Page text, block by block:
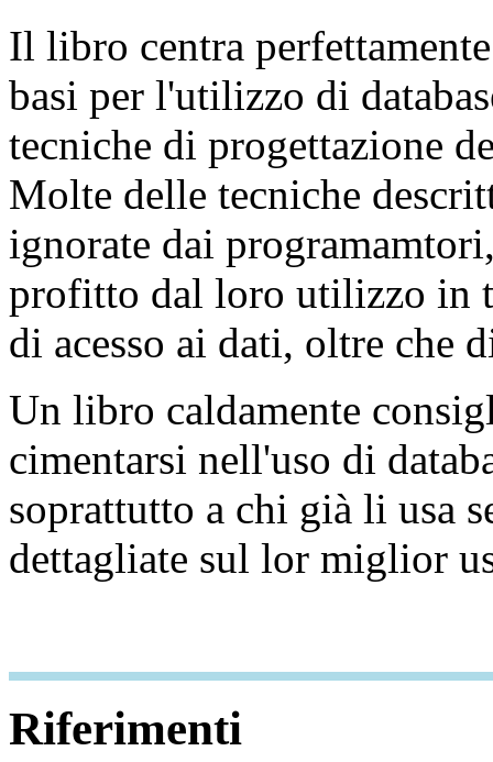
Il libro centra
basi per l'utilizzo di
tecniche di progettazione
Molte delle tecniche
ignorate dai
profitto dal loro utilizzo in
di acesso ai dati, oltre che
Un libro caldamente
cimentarsi nell'uso di
soprattutto a chi già li usa
dettagliate sul lor miglior
Riferimenti